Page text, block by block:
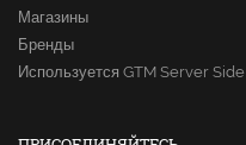
Магазины
Бренды
Используется GTM Server Side